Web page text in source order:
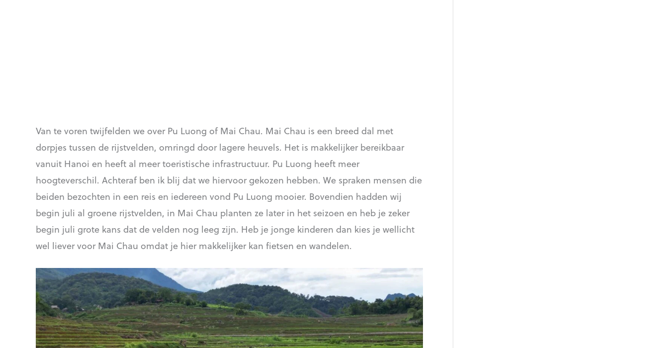
Van te voren twijfelden we over Pu Luong of Mai Chau. Mai Chau is een breed dal met
dorpjes tussen de rijstvelden, omringd door lagere heuvels. Het is makkelijker bereikbaar
vanuit Hanoi en heeft al meer toeristische infrastructuur. Pu Luong heeft meer
hoogteverschil. Achteraf ben ik blij dat we hiervoor gekozen hebben. We spraken mensen die
beiden bezochten in een reis en iedereen vond Pu Luong mooier. Bovendien hadden wij
begin juli al groene rijstvelden, in Mai Chau planten ze later in het seizoen en heb je zeker
begin juli grote kans dat de velden nog leeg zijn. Heb je jonge kinderen dan kies je wellicht
wel liever voor Mai Chau omdat je hier makkelijker kan fietsen en wandelen.